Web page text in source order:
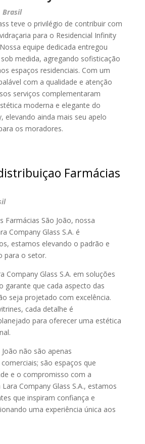
Brasil
teve o privilégio de contribuir com
para o Residencial Infinity
equipe dedicada entregou
medida, agregando sofisticação
espaços residenciais. Com um
com a qualidade e atenção
serviços complementaram
moderna e elegante do
elevando ainda mais seu apelo
os moradores.
Farmácias
Farmácias São João, nossa
Company Glass S.A. é
estamos elevando o padrão e
para o setor.
Company Glass S.A. em soluções
garante que cada aspecto das
seja projetado com excelência.
cada detalhe é
para oferecer uma estética
não são apenas
são espaços que
e o compromisso com a
Company Glass S.A., estamos
que inspiram confiança e
uma experiência única aos